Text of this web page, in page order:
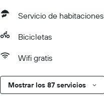
Servicio de habitaciones
Bicicletas
Wifi gratis
Mostrar los 87 servicios